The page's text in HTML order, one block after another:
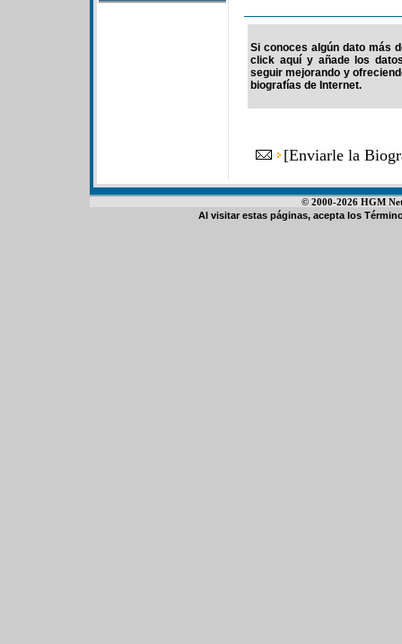
Si conoces algún dato más
click aquí y añade los
seguir mejorando y
biografías de Internet.
[Enviarle la
© 2000-2026 HGM
Al visitar estas páginas, acepta los